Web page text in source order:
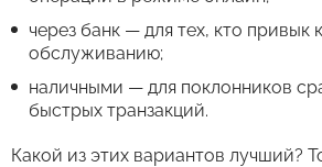
через банк — для тех, кто привык
обслуживанию;
наличными — для поклонников
быстрых транзакций.
Какой из этих вариантов лучший?